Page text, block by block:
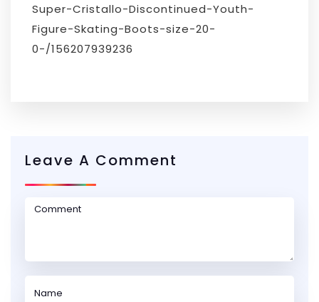
Super-Cristallo-Discontinued-Youth-
Figure-Skating-Boots-size-20-
0-/156207939236
Leave A Comment